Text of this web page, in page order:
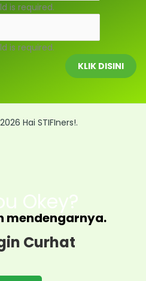
is required.
is required.
KLIK DISINI
Hai STIFIners!.
Okey?
mendengarnya.
Curhat